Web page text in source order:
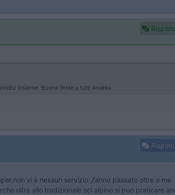
insieme. Buone feste a tutti Andrea
vi è nessun servizio ,l'anno passato oltre a me
oltre allo tradizionale sci alpino si puo praticare